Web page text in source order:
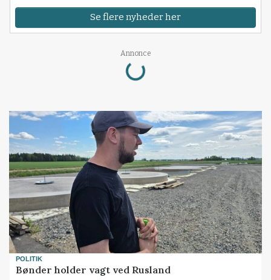
Se flere nyheder her
Annonce
Loading...
POLITIK
Bønder holder vagt ved Rusland